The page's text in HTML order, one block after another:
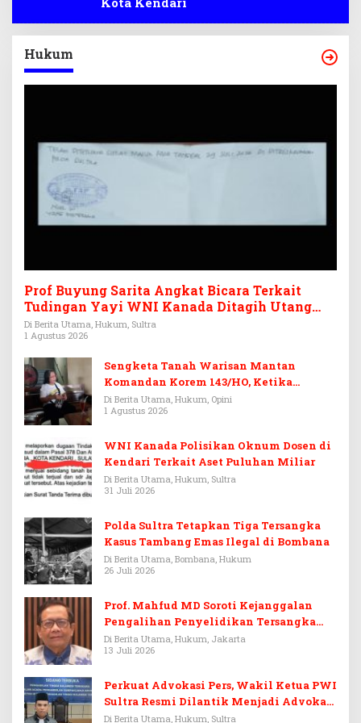
Hukum
Prof Buyung Sarita Angkat Bicara Terkait
Tudingan Yayi WNI Kanada Ditagih Utang
Rp3,6 Miliar
Di Berita Utama, Hukum, Sultra
1 Agustus 2026
Sengketa Tanah Warisan Mantan
Komandan Korem 143/HO, Ketika
Warisan Menjadi Arena Pemerasan
Di Berita Utama, Hukum, Opini
1 Agustus 2026
WNI Kanada Polisikan Oknum Dosen di
Kendari Terkait Aset Puluhan Miliar
Di Berita Utama, Hukum, Sultra
31 Juli 2026
Polda Sultra Tetapkan Tiga Tersangka
Kasus Tambang Emas Ilegal di Bombana
Di Berita Utama, Bombana, Hukum
26 Juli 2026
Prof. Mahfud MD Soroti Kejanggalan
Pengalihan Penyelidikan Tersangka
Febrie Adriansyah
Di Berita Utama, Hukum, Jakarta
13 Juli 2026
Perkuat Advokasi Pers, Wakil Ketua PWI
Sultra Resmi Dilantik Menjadi Advokat
PERADI
Di Berita Utama, Hukum, Sultra